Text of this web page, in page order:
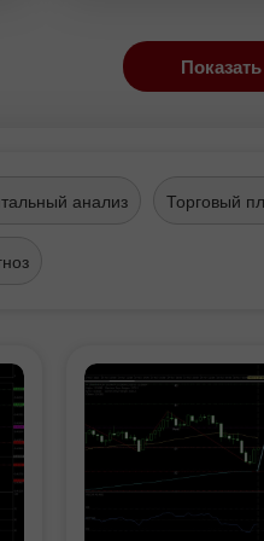
vaqtinchalik.
анализ Торговый
Demo
ochish